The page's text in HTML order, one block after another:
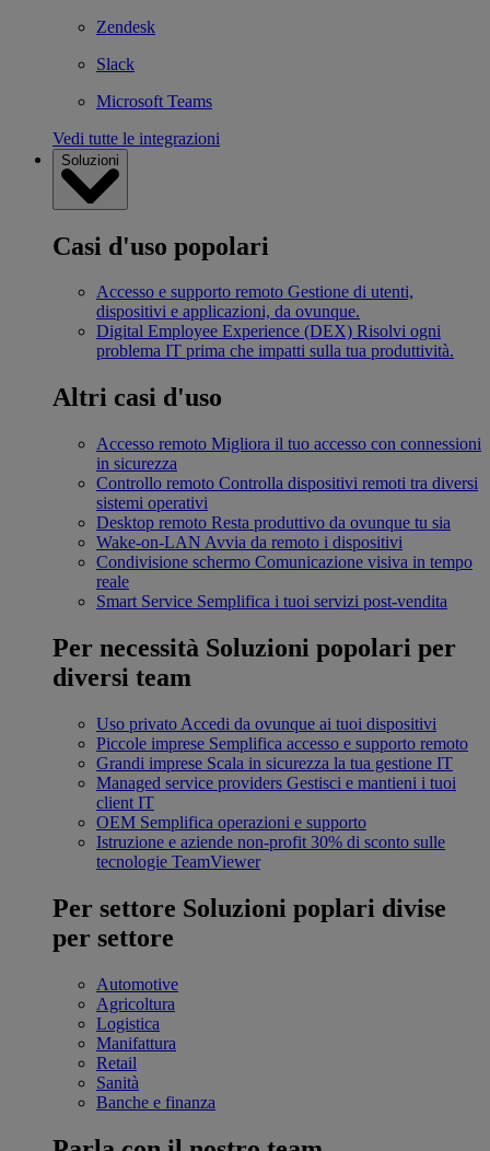
Zendesk
Slack
Microsoft Teams
Vedi tutte le integrazioni
Soluzioni
Casi d'uso popolari
Accesso e supporto remoto Gestione di utenti,
dispositivi e applicazioni, da ovunque.
Digital Employee Experience (DEX) Risolvi ogni
problema IT prima che impatti sulla tua produttività.
Altri casi d'uso
Accesso remoto Migliora il tuo accesso con connessioni
in sicurezza
Controllo remoto Controlla dispositivi remoti tra diversi
sistemi operativi
Desktop remoto Resta produttivo da ovunque tu sia
Wake-on-LAN Avvia da remoto i dispositivi
Condivisione schermo Comunicazione visiva in tempo
reale
Smart Service Semplifica i tuoi servizi post-vendita
Per necessità Soluzioni popolari per
diversi team
Uso privato Accedi da ovunque ai tuoi dispositivi
Piccole imprese Semplifica accesso e supporto remoto
Grandi imprese Scala in sicurezza la tua gestione IT
Managed service providers Gestisci e mantieni i tuoi
client IT
OEM Semplifica operazioni e supporto
Istruzione e aziende non-profit 30% di sconto sulle
tecnologie TeamViewer
Per settore Soluzioni poplari divise
per settore
Automotive
Agricoltura
Logistica
Manifattura
Retail
Sanità
Banche e finanza